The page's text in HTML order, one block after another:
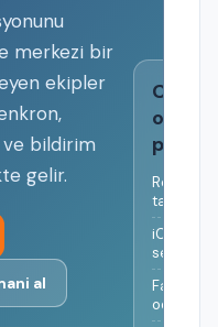
merkezi bir
ekipler
bildirim
gelir.
al
Canli
paneli
takibi
iCal
senkron
Fatura +
odeme